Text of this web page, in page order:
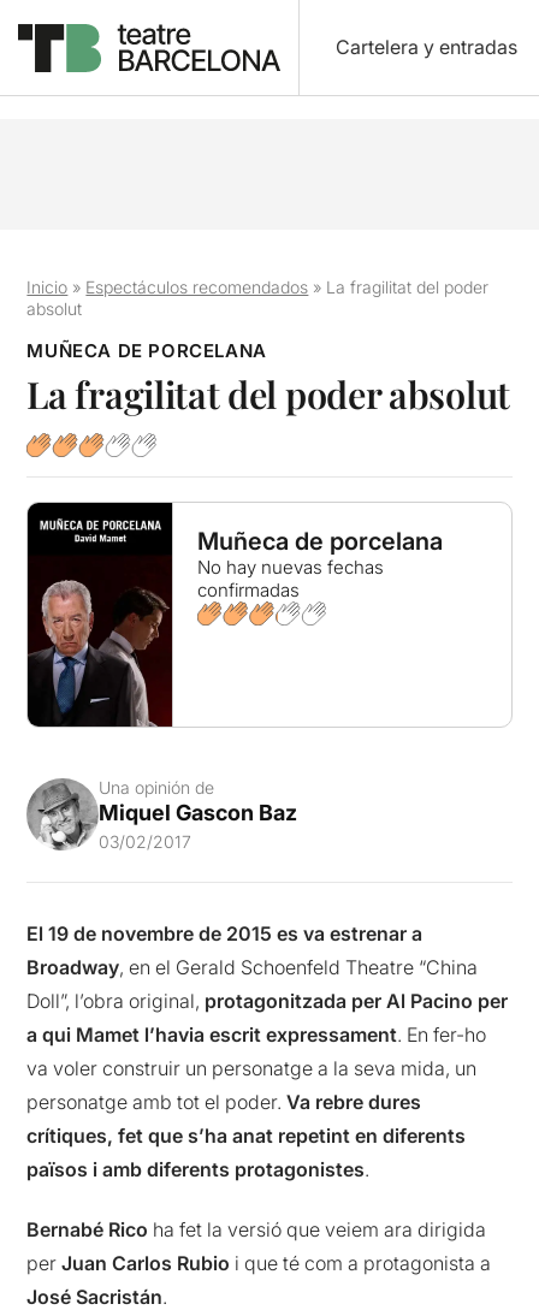
Cartelera y entradas
Inicio » Espectáculos recomendados » La fragilitat del poder
absolut
MUÑECA DE PORCELANA
La fragilitat del poder absolut
Muñeca de porcelana
No hay nuevas fechas
confirmadas
Una opinión de
Miquel Gascon Baz
03/02/2017
El 19 de novembre de 2015 es va estrenar a
Broadway, en el Gerald Schoenfeld Theatre “China
Doll”, l’obra original, protagonitzada per Al Pacino per
a qui Mamet l’havia escrit expressament. En fer-ho
va voler construir un personatge a la seva mida, un
personatge amb tot el poder.Va rebre dures
crítiques, fet que s’ha anat repetint en diferents
països i amb diferents protagonistes.
Bernabé Rico ha fet la versió que veiem ara dirigida
perJuan Carlos Rubio i que té com a protagonista a
José Sacristán.